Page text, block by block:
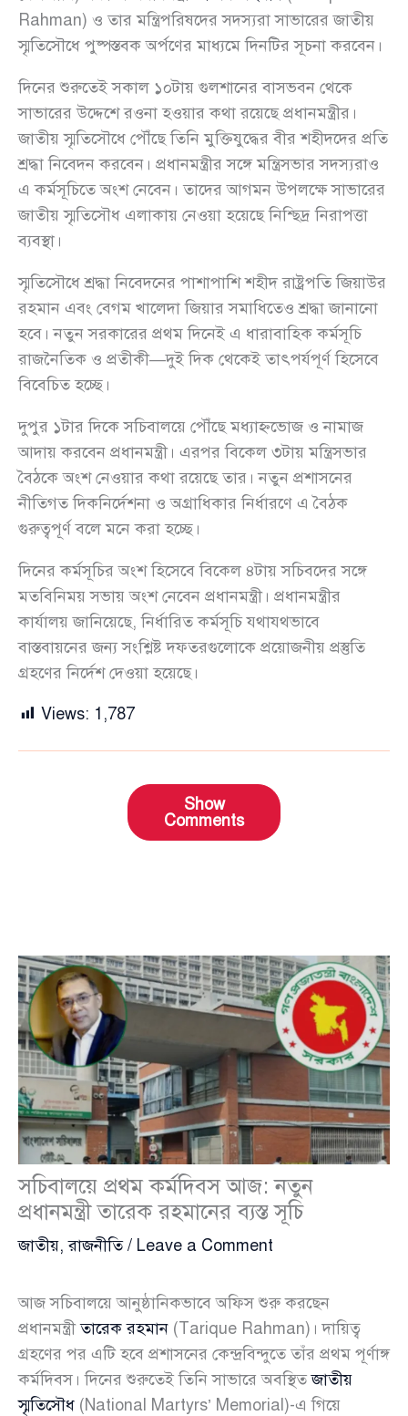
Rahman) ও তার মন্ত্রিপরিষদের সদস্যরা সাভারের জাতীয়
স্মৃতিসৌধে পুষ্পস্তবক অর্পণের মাধ্যমে দিনটির সূচনা করবেন।
দিনের শুরুতেই সকাল ১০টায় গুলশানের বাসভবন থেকে
সাভারের উদ্দেশে রওনা হওয়ার কথা রয়েছে প্রধানমন্ত্রীর।
জাতীয় স্মৃতিসৌধে পৌঁছে তিনি মুক্তিযুদ্ধের বীর শহীদদের প্রতি
শ্রদ্ধা নিবেদন করবেন। প্রধানমন্ত্রীর সঙ্গে মন্ত্রিসভার সদস্যরাও
এ কর্মসূচিতে অংশ নেবেন। তাদের আগমন উপলক্ষে সাভারের
জাতীয় স্মৃতিসৌধ এলাকায় নেওয়া হয়েছে নিশ্ছিদ্র নিরাপত্তা
ব্যবস্থা।
স্মৃতিসৌধে শ্রদ্ধা নিবেদনের পাশাপাশি শহীদ রাষ্ট্রপতি জিয়াউর
রহমান এবং বেগম খালেদা জিয়ার সমাধিতেও শ্রদ্ধা জানানো
হবে। নতুন সরকারের প্রথম দিনেই এ ধারাবাহিক কর্মসূচি
রাজনৈতিক ও প্রতীকী—দুই দিক থেকেই তাৎপর্যপূর্ণ হিসেবে
বিবেচিত হচ্ছে।
দুপুর ১টার দিকে সচিবালয়ে পৌঁছে মধ্যাহ্নভোজ ও নামাজ
আদায় করবেন প্রধানমন্ত্রী। এরপর বিকেল ৩টায় মন্ত্রিসভার
বৈঠকে অংশ নেওয়ার কথা রয়েছে তার। নতুন প্রশাসনের
নীতিগত দিকনির্দেশনা ও অগ্রাধিকার নির্ধারণে এ বৈঠক
গুরুত্বপূর্ণ বলে মনে করা হচ্ছে।
দিনের কর্মসূচির অংশ হিসেবে বিকেল ৪টায় সচিবদের সঙ্গে
মতবিনিময় সভায় অংশ নেবেন প্রধানমন্ত্রী। প্রধানমন্ত্রীর
কার্যালয় জানিয়েছে, নির্ধারিত কর্মসূচি যথাযথভাবে
বাস্তবায়নের জন্য সংশ্লিষ্ট দফতরগুলোকে প্রয়োজনীয় প্রস্তুতি
গ্রহণের নির্দেশ দেওয়া হয়েছে।
Views: 1,787
Show
Comments
সচিবালয়ে প্রথম কর্মদিবস আজ: নতুন
প্রধানমন্ত্রী তারেক রহমানের ব্যস্ত সূচি
জাতীয়,রাজনীতি/ Leave a Comment
আজ সচিবালয়ে আনুষ্ঠানিকভাবে অফিস শুরু করছেন
প্রধানমন্ত্রীতারেক রহমান (Tarique Rahman)। দায়িত্ব
গ্রহণের পর এটি হবে প্রশাসনের কেন্দ্রবিন্দুতে তাঁর প্রথম পূর্ণাঙ্গ
কর্মদিবস। দিনের শুরুতেই তিনি সাভারে অবস্থিতজাতীয়
স্মৃতিসৌধ (National Martyrs’ Memorial)-এ গিয়ে